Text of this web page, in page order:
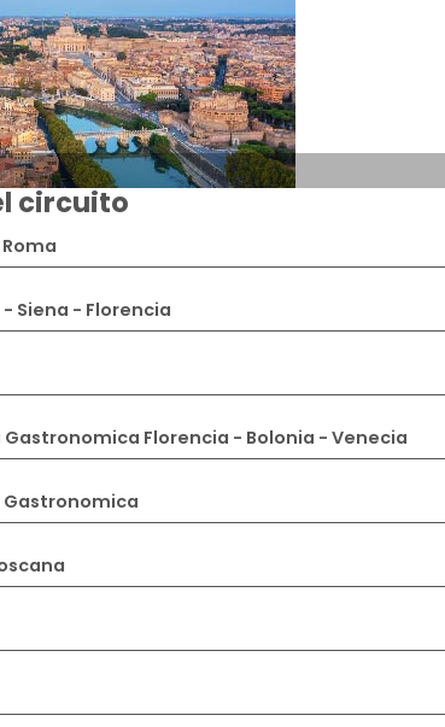
circuito
- Siena - Florencia
Día 4: Experiencia Gastronomica Florencia - Bolonia - Venecia
Gastronomica